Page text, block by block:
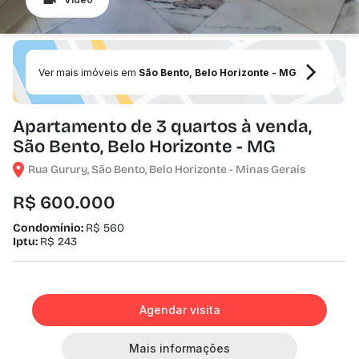
Ver mais imóveis em São Bento, Belo Horizonte - MG
Apartamento de 3 quartos à venda,
São Bento, Belo Horizonte - MG
Rua Gurury, São Bento, Belo Horizonte - Minas Gerais
R$ 600.000
Condomínio: R$ 560
Iptu: R$ 243
Agendar visita
Mais informações